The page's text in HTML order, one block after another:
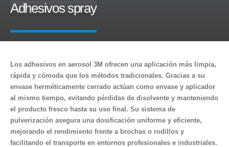
Adhesivos spray
Los adhesivos en aerosol 3M ofrecen una aplicación más limpia,
rápida y cómoda que los métodos tradicionales. Gracias a su
envase herméticamente cerrado actúan como envase y aplicador
al mismo tiempo, evitando pérdidas de disolvente y manteniendo
el producto fresco hasta su uso final. Su sistema de
pulverización asegura una dosificación uniforme y eficiente,
mejorando el rendimiento frente a brochas o rodillos y
facilitando el transporte en entornos profesionales e industriales.